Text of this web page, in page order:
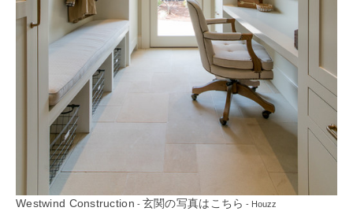
Westwind Construction - 玄関の写真はこちら - Houzz